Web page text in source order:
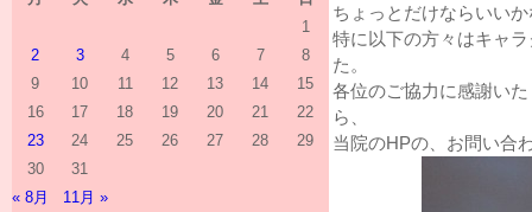
1
2
3 4 5 6 7
8
9
10 11 12 13 14
15
16
17 18 19 20 21
22
23
24 25 26 27 28
29
30
31
« 8月
11月 »
ちょっとだけならいい
特に以下の方々はキャ
た。
各位のご協力に感謝い
ら、
当院のHPの、お問い合